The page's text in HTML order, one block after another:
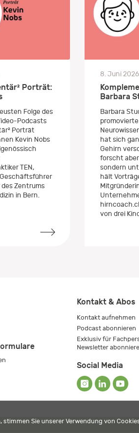
Porträt:
Folge des
Podcasts
Porträt
Kevin Nobs
TEN,
Zentrums
in Bern.
8. Juni 2026
Barbara
Barbara
promovierte
hat sich
Gehirn
forscht
sondern
hält
von drei
Kontakt & Abos
Kontakt aufnehmen
Podcast abonnieren
Exklusiv für
Newsletter
Social Media
Sie unserer Verwendung von